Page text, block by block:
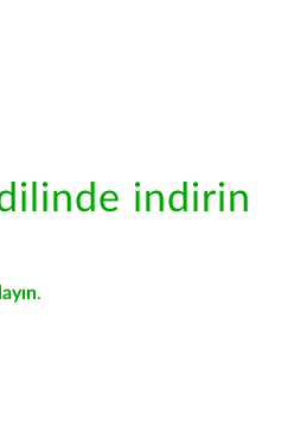
indirin
.